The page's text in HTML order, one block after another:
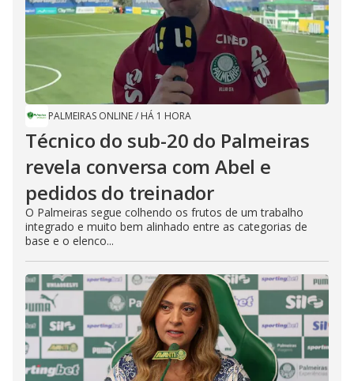
PALMEIRAS ONLINE/ HÁ 1 HORA
Técnico do sub-20 do Palmeiras
revela conversa com Abel e
pedidos do treinador
O Palmeiras segue colhendo os frutos de um trabalho
integrado e muito bem alinhado entre as categorias de
base e o elenco...